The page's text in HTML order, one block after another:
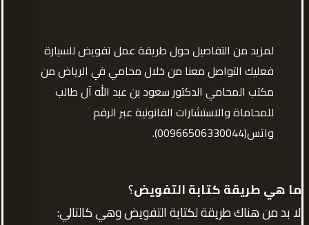
لمزيد من التفاصيل حول طريقة عمل تفويض للسيارة
فعليك التواصل معنا من خلال محامي في الرياض من
مكتب المحامي الدكتور سعود بن عبد الله آل طالب
للمحاماة والاستشارات القانونية عبر الرقم
واتس(00966506330044).
ما هي طريقة كتابة التفويض؟
لا بد من هناك طريقة لكتابة التفويض وهي كالتالي: